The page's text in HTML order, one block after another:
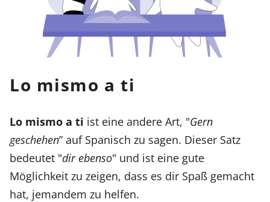
Lo mismo a ti
Lo mismo a ti ist eine andere Art, "Gern
geschehen” auf Spanisch zu sagen. Dieser Satz
bedeutet "dir ebenso" und ist eine gute
Möglichkeit zu zeigen, dass es dir Spaß gemacht
hat, jemandem zu helfen.